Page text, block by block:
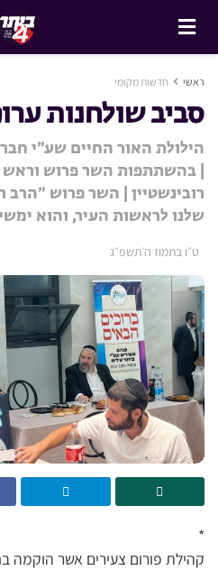
ראשי חדשות מקומי
סביב שולחנות
הילולת האור החיים שע״י
| בהשתתפות השר פרוש וראש
רובינשטיין | השר פרוש ״הרב
שלנו לראשות העיר, והוא
ט״ו בתמוז ה׳תשפ״ג
*
קהילת פורום צעירים אשר הוקמה